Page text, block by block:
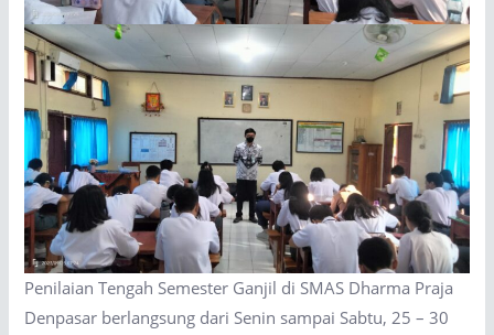
Penilaian Tengah Semester Ganjil di SMAS Dharma Praja
Denpasar berlangsung dari Senin sampai Sabtu, 25 – 30